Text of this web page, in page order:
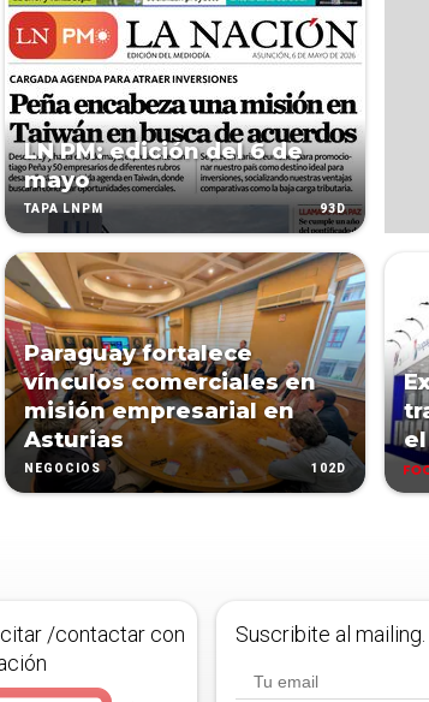
LN PM: edición del 6 de
mayo
TAPA LNPM 93D
Paraguay fortalece
vínculos comerciales en
misión empresarial en
Asturias
NEGOCIOS 102D
/contactar con
Suscribite al mailing.